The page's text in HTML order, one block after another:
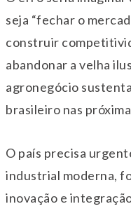
seja “fechar o
construir
abandonar a velha
agronegócio
brasileiro nas
O país precisa
industrial moderna,
inovação e